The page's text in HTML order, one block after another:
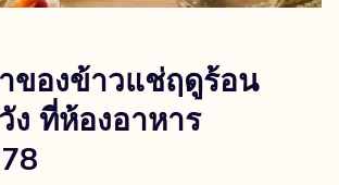
ของข้าวแช่ฤดูร้อน
ง ที่ห้องอาหาร